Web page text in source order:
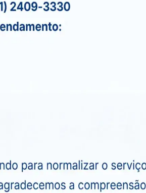
que monitora o impacto desses
por aumentar o risco de
óssea de forma contínua,
óssea em pessoas com
as articulações, pode acelerar a
é a
ossos frágeis e deformados. A
facilitando o diagnóstico
de tratamentos voltados para
suplementos de cálcio e vitamina
crucial na detecção precoce e